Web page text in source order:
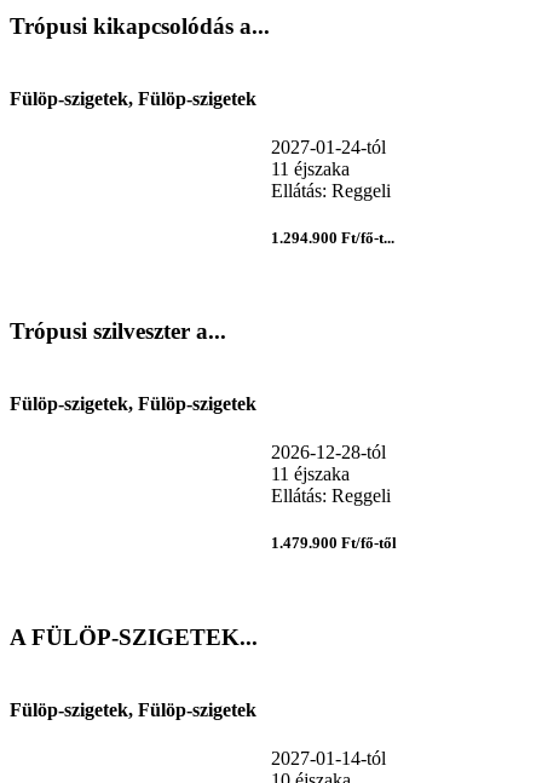
Trópusi kikapcsolódás a...
Fülöp-szigetek, Fülöp-szigetek
2027-01-24-tól
11 éjszaka
Ellátás: Reggeli
1.294.900 Ft/fő-t...
Trópusi szilveszter a...
Fülöp-szigetek, Fülöp-szigetek
2026-12-28-tól
11 éjszaka
Ellátás: Reggeli
1.479.900 Ft/fő-től
A FÜLÖP-SZIGETEK...
Fülöp-szigetek, Fülöp-szigetek
2027-01-14-tól